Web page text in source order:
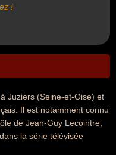
!
Juziers (Seine-et-Oise) et
Il est notamment connu
de Jean-Guy Lecointre,
la série télévisée